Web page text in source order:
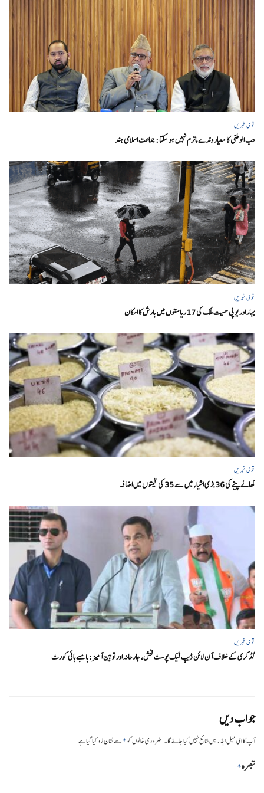
قومی خبریں
حب الوطنی کا معیار وندے ماترم نہیں ہو سکتا : جماعت اسلامی ہند
قومی خبریں
بہار اور یو پی سمیت ملک کی 17ریاستوں میں بارش کا امکان
قومی خبریں
کھانے پینے کی 36 بڑی اشیاء میں سے 35 کی قیمتوں میں اضافہ
قومی خبریں
گڈکری کے خلاف آن لائن ڈیپ فیک پوسٹ فحش، جارحانہ اور توہین آمیز:بامبے ہائی کورٹ
جواب دیں
آپ کا ای میل ایڈریس شائع نہیں کیا جائے گا۔ ضروری خانوں کو*سے نشان زد کیا گیا ہے
تبصرہ*